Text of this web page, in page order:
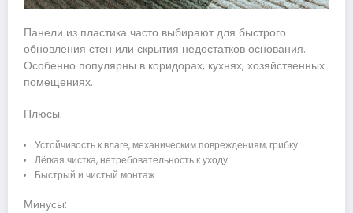
Панели из пластика часто выбирают для быстрого
обновления стен или скрытия недостатков основания.
Особенно популярны в коридорах, кухнях, хозяйственных
помещениях.
Плюсы:
Устойчивость к влаге, механическим повреждениям, грибку.
Лёгкая чистка, нетребовательность к уходу.
Быстрый и чистый монтаж.
Минусы: